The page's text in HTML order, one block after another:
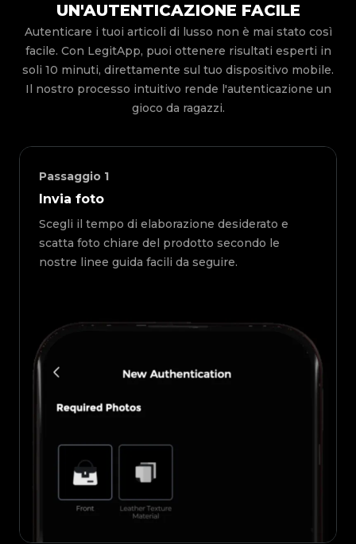
UN'AUTENTICAZIONE FACILE
Autenticare i tuoi articoli di lusso non è mai stato così
facile. Con LegitApp, puoi ottenere risultati esperti in
soli 10 minuti, direttamente sul tuo dispositivo mobile.
Il nostro processo intuitivo rende l'autenticazione un
gioco da ragazzi.
Passaggio 1
Invia foto
Scegli il tempo di elaborazione desiderato e
scatta foto chiare del prodotto secondo le
nostre linee guida facili da seguire.